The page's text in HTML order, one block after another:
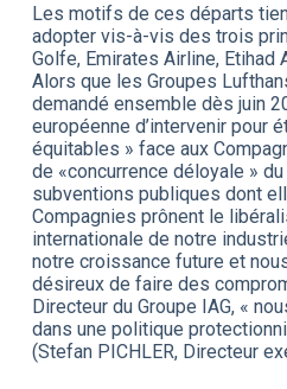
Les motifs de ces départs
adopter vis-à-vis des trois
Golfe, Emirates Airline, Etihad
Alors que les Groupes
demandé ensemble dès juin
européenne d’intervenir pour
équitables » face aux
de «concurrence déloyale »
subventions publiques dont
Compagnies prônent le
internationale de notre
notre croissance future et
désireux de faire des
Directeur du Groupe IAG, «
dans une politique
(Stefan PICHLER, Directeur